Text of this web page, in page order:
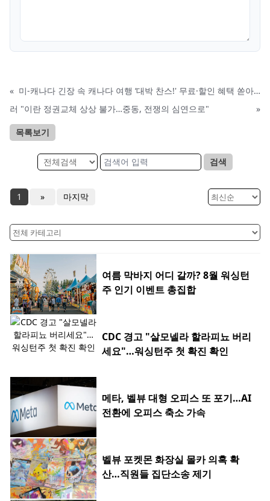
«
미-캐나다 긴장 속 캐나다 여행 ‘대박 찬스!' 무료·할인 혜택 쏟아진다
러 "이란 정권교체 상상 불가…중동, 전쟁의 심연으로"
»
목록보기
검색
1 » 마지막
여름 막바지 어디 갈까? 8월 워싱턴
주 인기 이벤트 총집합
CDC 경고 "살모넬라 할라피뇨 버리
세요"…워싱턴주 첫 확진 확인
메타, 벨뷰 대형 오피스 또 포기…AI
전환에 오피스 축소 가속
벨뷰 포켓몬 화장실 몰카 의혹 확
산…직원들 집단소송 제기